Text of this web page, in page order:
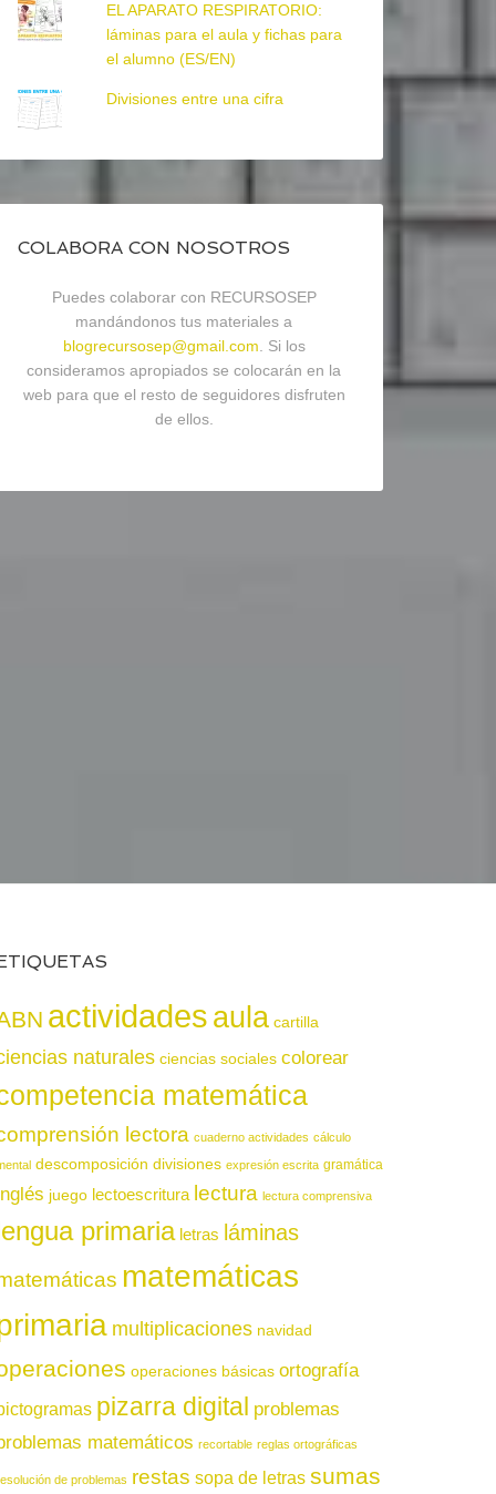
EL APARATO RESPIRATORIO:
láminas para el aula y fichas para
el alumno (ES/EN)
Divisiones entre una cifra
COLABORA CON NOSOTROS
Puedes colaborar con RECURSOSEP
mandándonos tus materiales a
blogrecursosep@gmail.com . Si los
consideramos apropiados se colocarán en la
web para que el resto de seguidores disfruten
de ellos.
actividadesaula cartilla
naturales ciencias sociales colorear
matemática
lectora cuaderno actividades cálculo
descomposición divisiones expresión escrita gramática
juego lectoescritura lectura lectura comprensiva
primaria letras láminas
matemáticas
multiplicaciones navidad
operaciones básicas ortografía
pizarra digital problemas
matemáticos recortable reglas ortográficas
de problemas restas sopa de letras sumas